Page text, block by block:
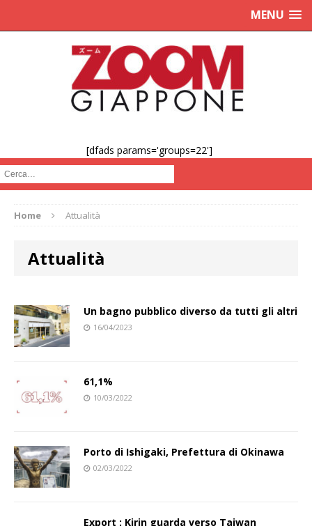
MENU
[dfads params='groups=22']
Cerca :
Home Attualità
Attualità
Un bagno pubblico diverso da tutti gli altri
16/04/2023
61,1%
10/03/2022
Porto di Ishigaki, Prefettura di Okinawa
02/03/2022
Export : Kirin guarda verso Taiwan